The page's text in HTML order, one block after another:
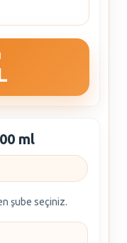
ml
şube seçiniz.